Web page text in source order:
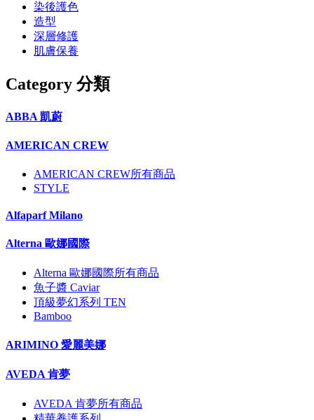
染後護色
造型
深層修護
肌膚保養
Category 分類
ABBA 凱蔚
AMERICAN CREW
AMERICAN CREW所有商品
STYLE
Alfaparf Milano
Alterna 歐娜國際
Alterna 歐娜國際所有商品
魚子醬 Caviar
頂級夢幻系列 TEN
Bamboo
ARIMINO 愛麗美娜
AVEDA 肯夢
AVEDA 肯夢所有商品